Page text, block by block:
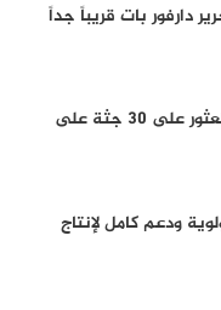
دارفور بات قريباً جداً
شهود يكشفون تفاصيل العثور على 30 جثة على
ودعم كامل لإنتاج